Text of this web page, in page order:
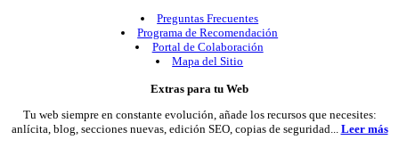
Preguntas Frecuentes
Programa de Recomendación
Portal de Colaboración
Mapa del Sitio
Extras para tu Web
Tu web siempre en constante evolución, añade los recursos que necesites:
anlícita, blog, secciones nuevas, edición SEO, copias de seguridad... Leer más